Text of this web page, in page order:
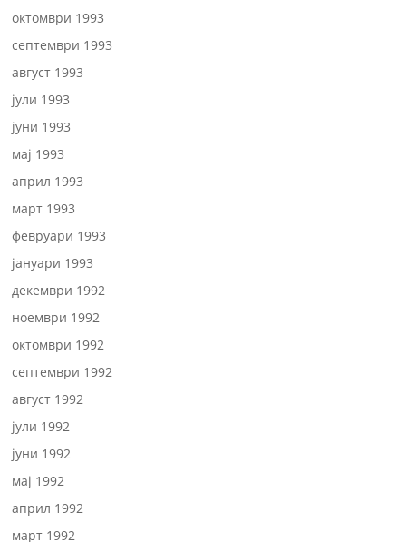
октомври 1993
септември 1993
август 1993
јули 1993
јуни 1993
мај 1993
април 1993
март 1993
февруари 1993
јануари 1993
декември 1992
ноември 1992
октомври 1992
септември 1992
август 1992
јули 1992
јуни 1992
мај 1992
април 1992
март 1992